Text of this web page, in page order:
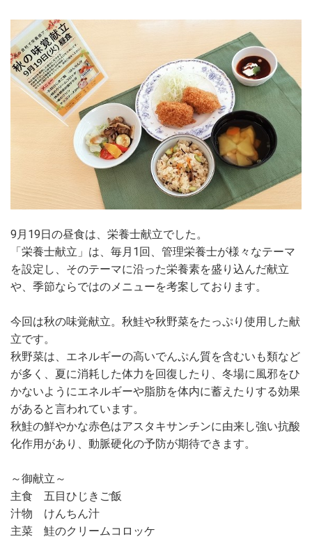
9月19日の昼食は、栄養士献立でした。
「栄養士献立」は、毎月1回、管理栄養士が様々なテーマ
を設定し、そのテーマに沿った栄養素を盛り込んだ献立
や、季節ならではのメニューを考案しております。
今回は秋の味覚献立。秋鮭や秋野菜をたっぷり使用した献
立です。
秋野菜は、エネルギーの高いでんぷん質を含むいも類など
が多く、夏に消耗した体力を回復したり、冬場に風邪をひ
かないようにエネルギーや脂肪を体内に蓄えたりする効果
があると言われています。
秋鮭の鮮やかな赤色はアスタキサンチンに由来し強い抗酸
化作用があり、動脈硬化の予防が期待できます。
～御献立～
主食 五目ひじきご飯
汁物 けんちん汁
主菜 鮭のクリームコロッケ